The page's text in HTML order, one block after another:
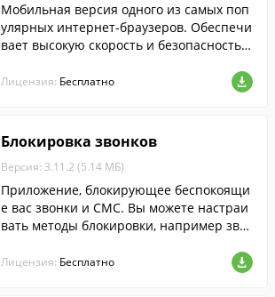
Мобильная версия одного из самых поп
улярных интернет-браузеров. Обеспечи
вает высокую скорость и безопасность в
и онлайн видео.
Лицензия: Бесплатно
Блокировка звонков
Версия: 3.11.2 (5.14 МБ)
Приложение, блокирующее беспокоящи
е вас звонки и СМС. Вы можете настраи
вать методы блокировки, например зво
ожение поможет вам элегантно избежат
ь нежелательных звонков и СМС, когда в
Лицензия: Бесплатно